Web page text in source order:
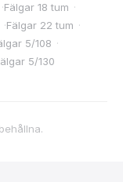
·Fälgar 18 tum ·
·Fälgar 22 tum ·
5/108 ·
5/130